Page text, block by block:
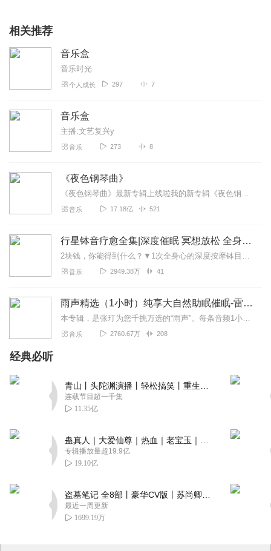
相关推荐
音乐盒
音乐时光
个人成长 297 7
音乐盒
主播:文艺复兴y
音乐 273 8
《夜色钢琴曲》
《夜色钢琴曲》最新专辑上线啦我的新专辑《夜色钢琴曲最新专辑》（点击跳转）已经上线，新专辑是《夜色钢琴曲》的升级版，我精选了诸多经典原创作品与大家分享，愿未来...
音乐 17.18亿 521
行星钵音疗愈全集|深度催眠 冥想放松 全身心深度按摩
2块钱，你能得到什么？▼1次全身心的深度按摩钵目前已广泛地被应用于美容Spa和按摩养生馆的疗程中，许多疗愈师使用铜钵在身体上，发现5分钟铜钵按摩的深度放松，效...
音乐 2949.38万 41
雨声精选（1小时）纯享大自然助眠催眠-雷雨声，下雨
本专辑，是张玎为您千挑万选的“雨声”。每条音频1小时，中间没有打扰。有轻柔细雨、淅淅沥沥；雨滴入水，滴答作响；隐隐雷声，隆隆为伴；流水潺潺，映入耳畔。这里没有音...
音乐 2760.67万 208
经典必听
连载节目超一千集
11.35亿
专辑播放量超19.9亿
19.10亿
最近一周更新
1699.19万